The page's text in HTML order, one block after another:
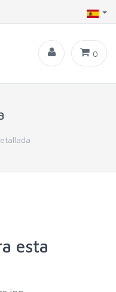
0
esta